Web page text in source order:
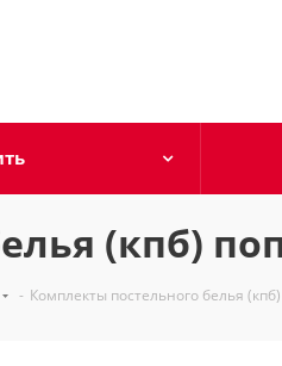
(кпб)
- Комплекты постельного белья